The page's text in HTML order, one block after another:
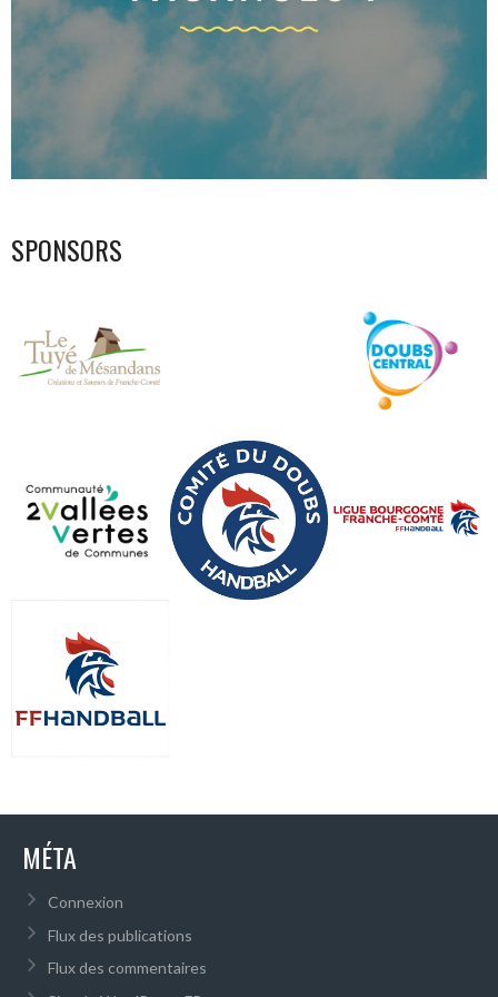
SPONSORS
MÉTA
Connexion
Flux des publications
Flux des commentaires